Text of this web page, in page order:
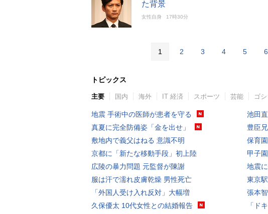
た背景
女性自身 17時30分
1 2 3 4 5 6
トピックス
主要 国内 海外 IT 経済 スポーツ 芸能 ゴ
地震 手術中の医師が患者を守る
真夏に完全防備姿「金を出せ」
敷地内で義父はねる 意識不明
京都に「新たな移動手段」初上陸
広陵の暴力問題 元監督が陳謝
服は汗で濡れ皮膚乾燥 男性死亡
「外国人受け入れ反対」大幅増
久保優太 10代女性との結婚報告
池田
豊臣
保育
甲子
地震
東京
張本
「ド